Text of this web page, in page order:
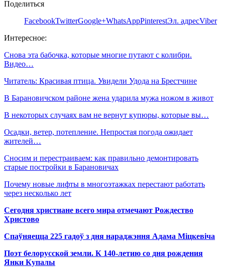
Поделиться
FacebookTwitterGoogle+WhatsAppPinterestЭл. адресViber
Интересное:
Снова эта бабочка, которые многие путают с колибри.
Видео…
Читатель: Красивая птица. Увидели Удода на Брестчине
В Барановичском районе жена ударила мужа ножом в живот
В некоторых случаях вам не вернут купюры, которые вы…
Осадки, ветер, потепление. Непростая погода ожидает
жителей…
Сносим и перестраиваем: как правильно демонтировать
старые постройки в Барановичах
Почему новые лифты в многоэтажках перестают работать
через несколько лет
Сегодня христиане всего мира отмечают Рождество
Христово
Спаўняецца 225 гадоў з дня нараджэння Адама Міцкевіча
Поэт белорусской земли. К 140-летию со дня рождения
Янки Купалы